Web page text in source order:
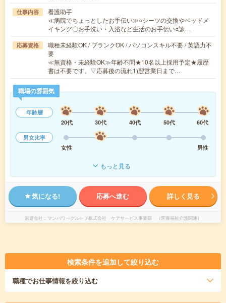
仕事内容
看護助手
≪病院でちょっとしたお手伝い≫○シーツの交換やベッドメ
イキング〇お手洗い・入浴など生活のお手伝い○診…
応募資格
職種未経験OK / ブランクOK / パソコンスキル不要 / 英語力不
要
≪無資格・未経験OK≫年齢不問★10名以上採用予定★履歴
書は不要です。▽応募後の流れ1)翌営業日まで…
職場の雰囲気
年齢層
20代
30代 40代 50代
60代
男女比率
女性
男性
もっと見る
気になる! 応募へ進む 詳しく見る
派遣会社 マンパワーグループ株式会社 ケアサービス事業部 （医療福祉介護関連）
検索条件を追加して絞り込む
職種でお仕事情報を絞り込む